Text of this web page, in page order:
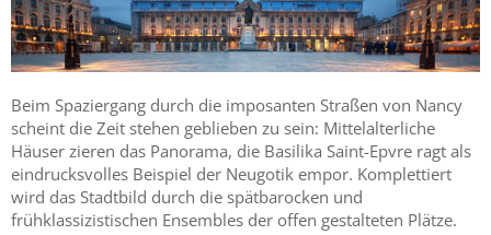
Beim Spaziergang durch die imposanten Straßen von Nancy
scheint die Zeit stehen geblieben zu sein: Mittelalterliche
Häuser zieren das Panorama, die Basilika Saint-Epvre ragt als
eindrucksvolles Beispiel der Neugotik empor. Komplettiert
wird das Stadtbild durch die spätbarocken und
frühklassizistischen Ensembles der offen gestalteten Plätze.